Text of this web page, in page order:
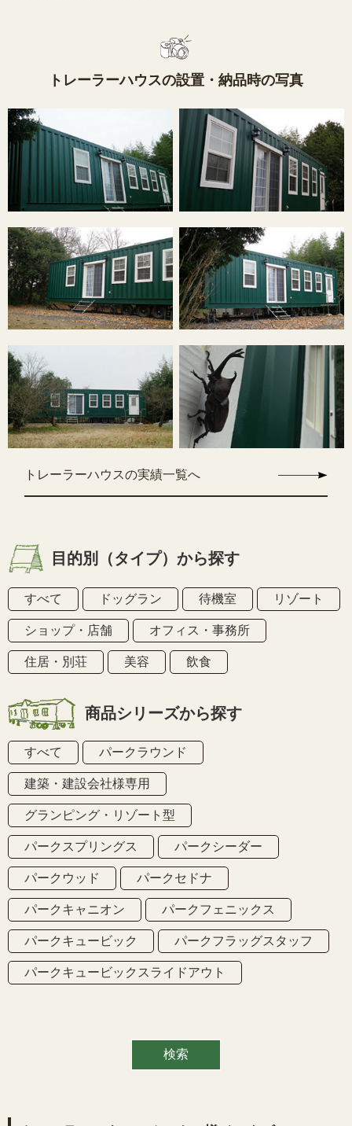
トレーラーハウスの設置・納品時の写真
トレーラーハウスの実績一覧へ
目的別（タイプ）から探す
すべて ドッグラン 待機室 リゾート
ショップ・店舗 オフィス・事務所
住居・別荘 美容 飲食
商品シリーズから探す
すべて パークラウンド
建築・建設会社様専用
グランピング・リゾート型
パークスプリングス パークシーダー
パークウッド パークセドナ
パークキャニオン パークフェニックス
パークキュービック パークフラッグスタッフ
パークキュービックスライドアウト